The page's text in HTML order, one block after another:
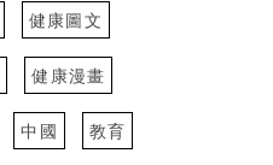
健康圖文
健康漫畫
中國 教育